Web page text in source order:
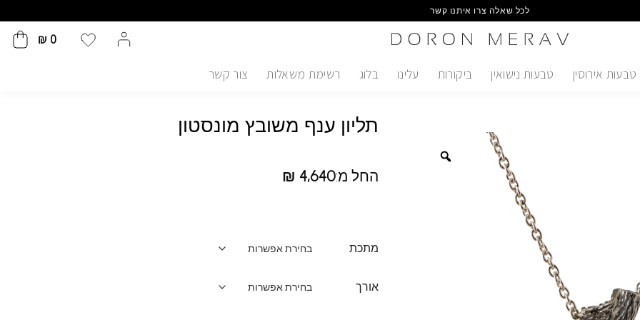
לכל שאלה צרו איתנו קשר
₪ 0
טבעות אירוסין טבעות נישואין ביקורות עלינו בלוג רשימת משאלות צור קשר
תליון ענף משובץ מונסטון
החל מ: ₪ 4,640
מתכת
אורך